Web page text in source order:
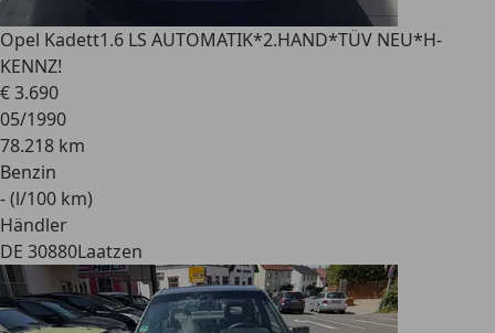
Opel Kadett1.6 LS AUTOMATIK*2.HAND*TÜV NEU*H-
KENNZ!
€ 3.690
05/1990
78.218 km
Benzin
- (l/100 km)
Händler
DE 30880Laatzen